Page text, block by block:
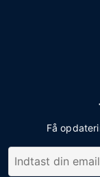
Få